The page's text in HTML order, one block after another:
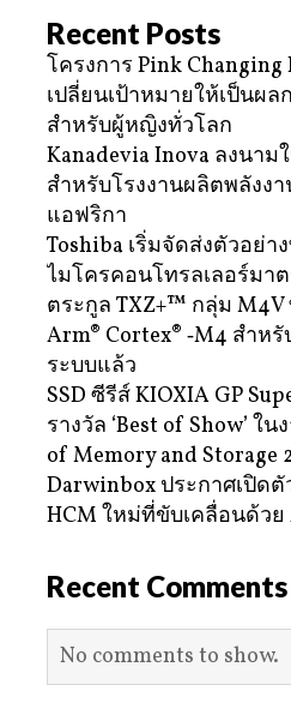
Recent Posts
โครงการ Pink Changing
เปลี่ยนเป้าหมายให้เป็นผ
สำหรับผู้หญิงทั่วโลก
Kanadevia Inova ลงนา
สำหรับโรงงานผลิตพลังง
แอฟริกา
Toshiba เริ่มจัดส่งตัวอย่า
ไมโครคอนโทรลเลอร์มา
ตระกูล TXZ+™ กลุ่ม
Arm® Cortex® ‑M4 สำห
ระบบแล้ว
SSD ซีรีส์ KIOXIA GP
รางวัล ‘Best of Show’ ใ
of Memory and Storage
Darwinbox ประกาศเปิด
HCM ใหม่ที่ขับเคลื่อนด้ว
Recent Comments
No comments to show.